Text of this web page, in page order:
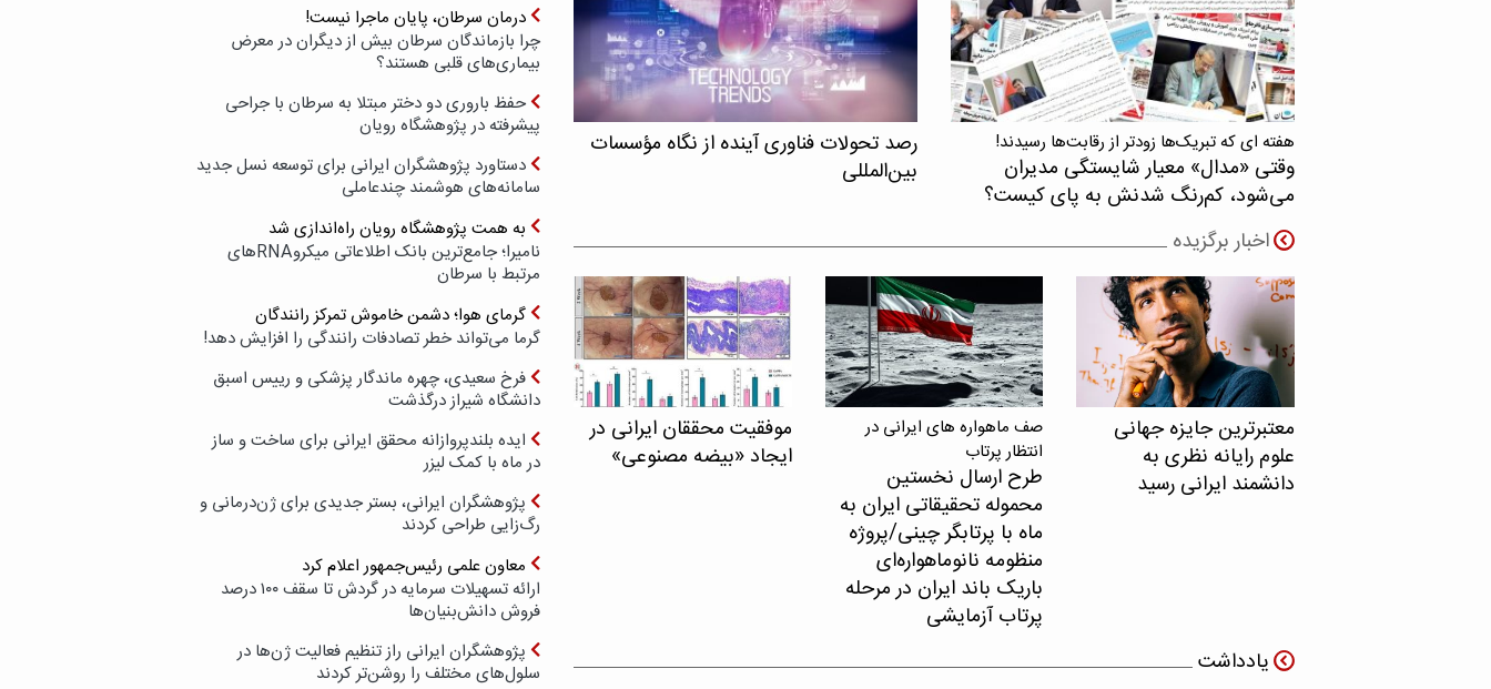
هفته ای که تبریک‌ها زودتر از رقابت‌ها رسیدند!
وقتی «مدال‌» معیار شایستگی مدیران
می‌شود، کم‌رنگ شدنش به پای کیست؟
رصد تحولات فناوری آینده از نگاه مؤسسات
بین‌المللی
اخبار برگزیده
معتبرترین جایزه جهانی
علوم رایانه نظری به
دانشمند ایرانی رسید
صف ماهواره های ایرانی در
انتظار پرتاب
طرح ارسال نخستین
محموله تحقیقاتی ایران به
ماه با پرتابگر چینی/پروژه
منظومه نانوماهواره‌ای
باریک باند ایران در مرحله
پرتاب آزمایشی
موفقیت محققان ایرانی در
ایجاد «بیضه مصنوعی»
یادداشت
درمان سرطان، پایان ماجرا نیست!
چرا بازماندگان سرطان بیش از دیگران در معرض
بیماری‌های قلبی هستند؟
حفظ باروری دو دختر مبتلا به سرطان با جراحی
پیشرفته در پژوهشگاه رویان
دستاورد پژوهشگران ایرانی برای توسعه نسل جدید
سامانه‌های هوشمند چندعاملی
به همت پژوهشگاه رویان راه‌اندازی شد
نامیرا؛ جامع‌ترین بانک اطلاعاتی میکروRNAهای
مرتبط با سرطان
گرمای هوا؛ دشمن خاموش تمرکز رانندگان
گرما می‌تواند خطر تصادفات رانندگی را افزایش دهد!
فرخ سعیدی، چهره ماندگار پزشکی و رییس اسبق
دانشگاه شیراز درگذشت
ایده بلندپروازانه محقق ایرانی برای ساخت و ساز
در ماه با کمک لیزر
پژوهشگران ایرانی، بستر جدیدی برای ژن‌درمانی و
رگ‌زایی طراحی کردند
معاون علمی رئیس‌جمهور اعلام کرد
ارائه تسهیلات سرمایه در گردش تا سقف ۱۰۰ درصد
فروش دانش‌بنیان‌ها
پژوهشگران ایرانی راز تنظیم فعالیت ژن‌ها در
سلول‌های مختلف را روشن‌تر کردند